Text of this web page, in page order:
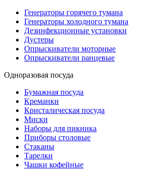
Генераторы горячего тумана
Генераторы холодного тумана
Дезинфекционные установки
Дустеры
Опрыскиватели моторные
Опрыскиватели ранцевые
Одноразовая посуда
Бумажная посуда
Креманки
Кристалическая посуда
Миски
Наборы для пикника
Приборы столовые
Стаканы
Тарелки
Чашки кофейные